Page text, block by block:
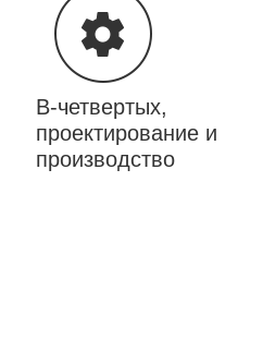
В-четвертых,
проектирование и
производство